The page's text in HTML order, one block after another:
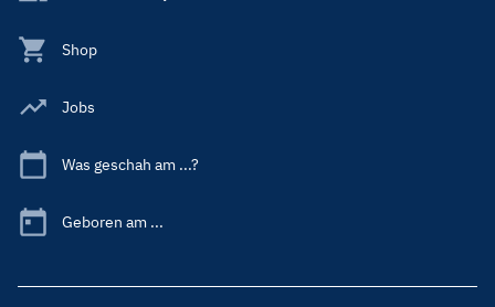
Shop
Jobs
Was geschah am ...?
Geboren am ...